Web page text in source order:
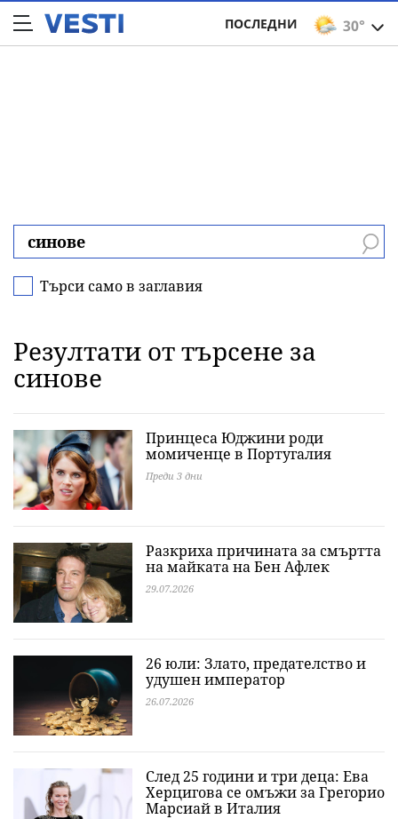
30°
ПОСЛЕДНИ
Търси само в заглавия
Резултати от търсене за
синове
Принцеса Юджини роди
момиченце в Португалия
Преди 3 дни
Разкриха причината за смъртта
на майката на Бен Афлек
29.07.2026
26 юли: Злато, предателство и
удушен император
26.07.2026
След 25 години и три деца: Ева
Херцигова се омъжи за Грегорио
Марсиай в Италия